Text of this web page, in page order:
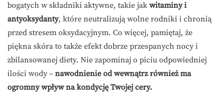
bogatych w składniki aktywne, takie jak witaminy i
antyoksydanty, które neutralizują wolne rodniki i chronią
przed stresem oksydacyjnym. Co więcej, pamiętaj, że
piękna skóra to także efekt dobrze przespanych nocy i
zbilansowanej diety. Nie zapominaj o piciu odpowiedniej
ilości wody – nawodnienie od wewnątrz również ma
ogromny wpływ na kondycję Twojej cery.